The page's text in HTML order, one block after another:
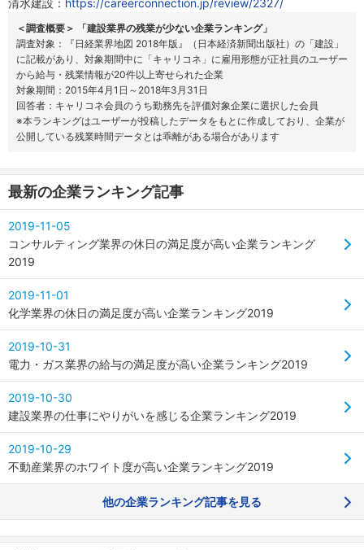
清水建設： https://careerconnection.jp/review/2327/
＜調査概要＞ 「建設業界の残業が少ない企業ランキング」
調査対象：『日経業界地図 2018年版』（日本経済新聞出版社）の「建設」
に記載があり、対象期間中に「キャリコネ」に雇用形態が正社員のユーザー
から給与・残業情報が20件以上寄せられた企業
対象期間：2015年4月1日～2018年3月31日
回答者：キャリコネ会員のうち勤務先を評価対象企業に選択した会員
※本ランキングはユーザーが投稿したデータをもとに作成しており、企業が
公開している残業時間データとは乖離がある場合があります
最新の企業ランキング記事
2019-11-05
コンサルティング業界の休日の満足度が高い企業ランキング
2019
2019-11-01
化学業界の休日の満足度が高い企業ランキング2019
2019-10-31
電力・ガス業界の給与の満足度が高い企業ランキング2019
2019-10-30
建設業界の仕事にやりがいを感じる企業ランキング2019
2019-10-29
不動産業界のホワイト度が高い企業ランキング2019
他の企業ランキング記事を見る